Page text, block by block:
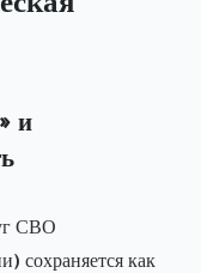
и
СВО
сохраняется как